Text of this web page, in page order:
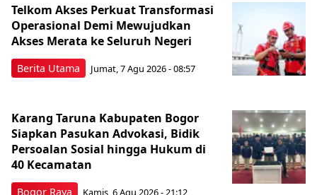
Berita Utama
Telkom Akses Perkuat Transformasi
Operasional Demi Mewujudkan
Akses Merata ke Seluruh Negeri
Jumat, 7 Agu 2026 - 08:57
Bogor Raya
Karang Taruna Kabupaten Bogor
Siapkan Pasukan Advokasi, Bidik
Persoalan Sosial hingga Hukum di
40 Kecamatan